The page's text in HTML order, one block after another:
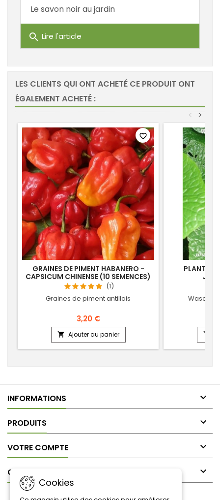
Le savon noir au jardin
search Lire l'article
LES CLIENTS QUI ONT ACHETÉ CE PRODUIT ONT
ÉGALEMENT ACHETÉ :
>
<
GRAINES DE PIMENT HABANERO -
CAPSICUM CHINENSE (10 SEMENCES)
(1)
Graines de piment antillais
3,20 €
 Ajouter au panier
favorite_border
PLANT
Wasabi,

INFORMATIONS 
PRODUITS 
VOTRE COMPTE 
CONTACT 
Cookies